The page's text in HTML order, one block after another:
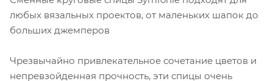
любых вязальных проектов, от маленьких шапок до
больших джемперов
Чрезвычайно привлекательное сочетание цветов и
непревзойденная прочность, эти спицы очень